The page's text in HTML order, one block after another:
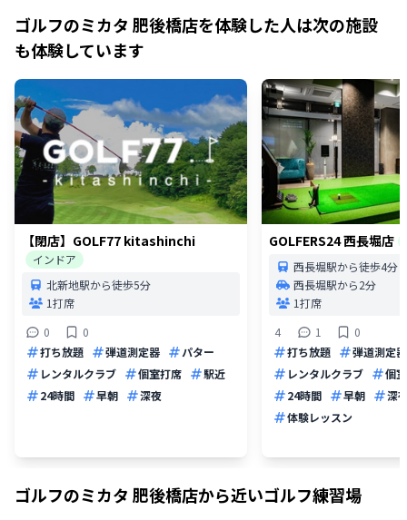
ゴルフのミカタ 肥後橋店を体験した人は次の施設
も体験しています
【閉店】GOLF77 kitashinchi
インドア
北新地駅から徒歩5分
1打席
0
0
打ち放題
弾道測定器
パター
レンタルクラブ
個室打席
駅近
24時間
早朝 深夜
GOLFERS24 西長堀店
西長堀駅から徒歩4分
西長堀駅から2分
1打席
4
1
0
打ち放題
弾道測定器
レンタルクラブ
個
24時間
早朝
深
体験レッスン
ゴルフのミカタ 肥後橋店から近いゴルフ練習場